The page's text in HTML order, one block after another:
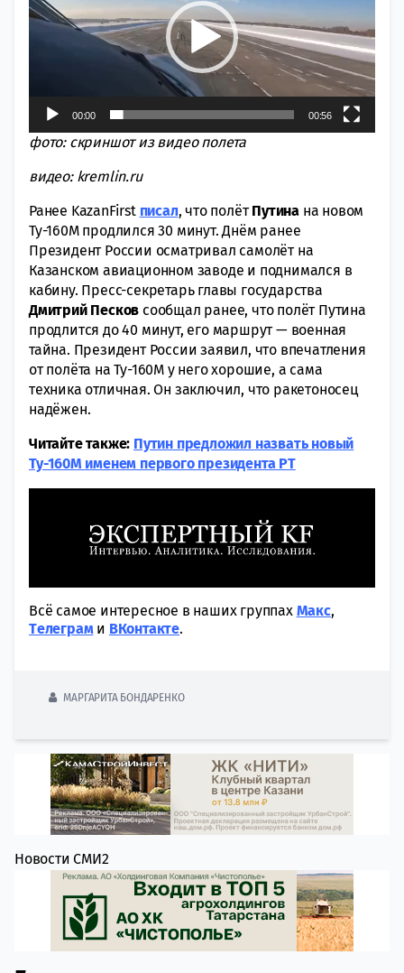
00:00 00:56
фото: скриншот из видео полета
видео: kremlin.ru
Ранее KazanFirst писал, что полётПутина на новом
Ту-160М продлился 30 минут. Днём ранее
Президент России осматривал самолёт на
Казанском авиационном заводе и поднимался в
кабину. Пресс-секретарь главы государства
Дмитрий Песков сообщал ранее, что полёт Путина
продлится до 40 минут, его маршрут — военная
тайна. Президент России заявил, что впечатления
от полёта на Ту-160М у него хорошие, а сама
техника отличная. Он заключил, что ракетоносец
надёжен.
Читайте также: Путин предложил назвать новый
Ту-160М именем первого президента РТ
Всё самое интересное в наших группах Макс,
Tелеграми ВКонтакте.
МАРГАРИТА БОНДАРЕНКО
Новости СМИ2